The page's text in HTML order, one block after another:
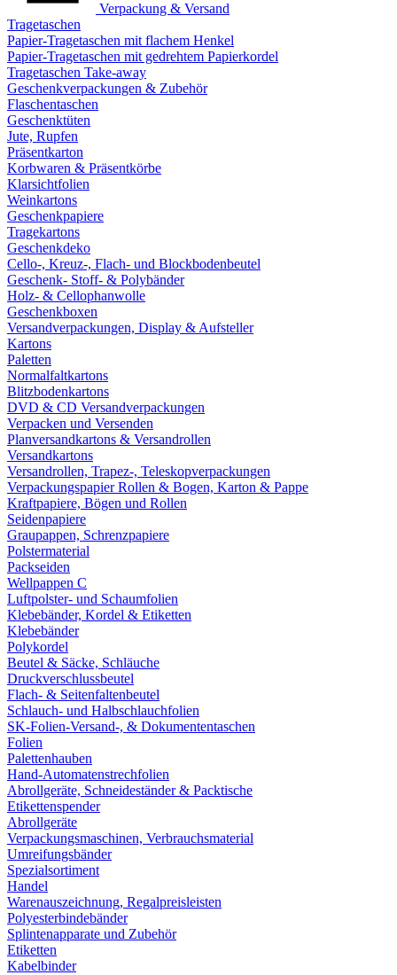
Verpackung & Versand
Tragetaschen
Papier-Tragetaschen mit flachem Henkel
Papier-Tragetaschen mit gedrehtem Papierkordel
Tragetaschen Take-away
Geschenkverpackungen & Zubehör
Flaschentaschen
Geschenktüten
Jute, Rupfen
Präsentkarton
Korbwaren & Präsentkörbe
Klarsichtfolien
Weinkartons
Geschenkpapiere
Tragekartons
Geschenkdeko
Cello-, Kreuz-, Flach- und Blockbodenbeutel
Geschenk- Stoff- & Polybänder
Holz- & Cellophanwolle
Geschenkboxen
Versandverpackungen, Display & Aufsteller
Kartons
Paletten
Normalfaltkartons
Blitzbodenkartons
DVD & CD Versandverpackungen
Verpacken und Versenden
Planversandkartons & Versandrollen
Versandkartons
Versandrollen, Trapez-, Teleskopverpackungen
Verpackungspapier Rollen & Bogen, Karton & Pappe
Kraftpapiere, Bögen und Rollen
Seidenpapiere
Graupappen, Schrenzpapiere
Polstermaterial
Packseiden
Wellpappen C
Luftpolster- und Schaumfolien
Klebebänder, Kordel & Etiketten
Klebebänder
Polykordel
Beutel & Säcke, Schläuche
Druckverschlussbeutel
Flach- & Seitenfaltenbeutel
Schlauch- und Halbschlauchfolien
SK-Folien-Versand-, & Dokumententaschen
Folien
Palettenhauben
Hand-Automatenstrechfolien
Abrollgeräte, Schneideständer & Packtische
Etikettenspender
Abrollgeräte
Verpackungsmaschinen, Verbrauchsmaterial
Umreifungsbänder
Spezialsortiment
Handel
Warenauszeichnung, Regalpreisleisten
Polyesterbindebänder
Splintenapparate und Zubehör
Etiketten
Kabelbinder